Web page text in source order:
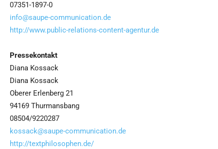
07351-1897-0
info@saupe-communication.de
http://www.public-relations-content-agentur.de
Pressekontakt
Diana Kossack
Diana Kossack
Oberer Erlenberg 21
94169 Thurmansbang
08504/9220287
kossack@saupe-communication.de
http://textphilosophen.de/